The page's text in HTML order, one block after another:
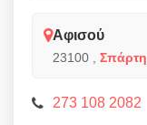
Αφισού
23100 Σπάρτη
273 108 2082